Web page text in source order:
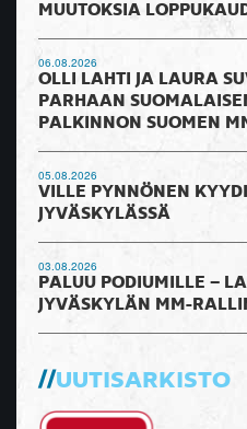
MUUTOKSIA
06.08.2026
OLLI LAHTI JA LAURA
PARHAAN
PALKINNON SUOMEN
05.08.2026
VILLE PYNNÖNEN
JYVÄSKYLÄSSÄ
03.08.2026
PALUU PODIUMILLE –
JYVÄSKYLÄN MM-
UUTISARKISTO